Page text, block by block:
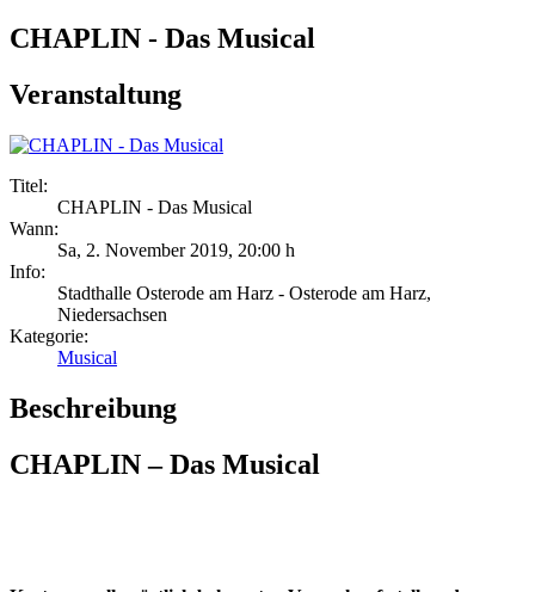
CHAPLIN - Das Musical
Veranstaltung
Titel:
CHAPLIN - Das Musical
Wann:
Sa, 2. November 2019, 20:00 h
Info:
Stadthalle Osterode am Harz - Osterode am Harz,
Niedersachsen
Kategorie:
Musical
Beschreibung
CHAPLIN – Das Musical